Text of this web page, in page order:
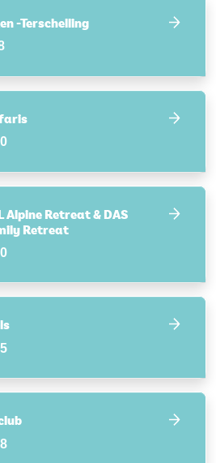
-Terschelling
Alpine Retreat & DAS
Retreat